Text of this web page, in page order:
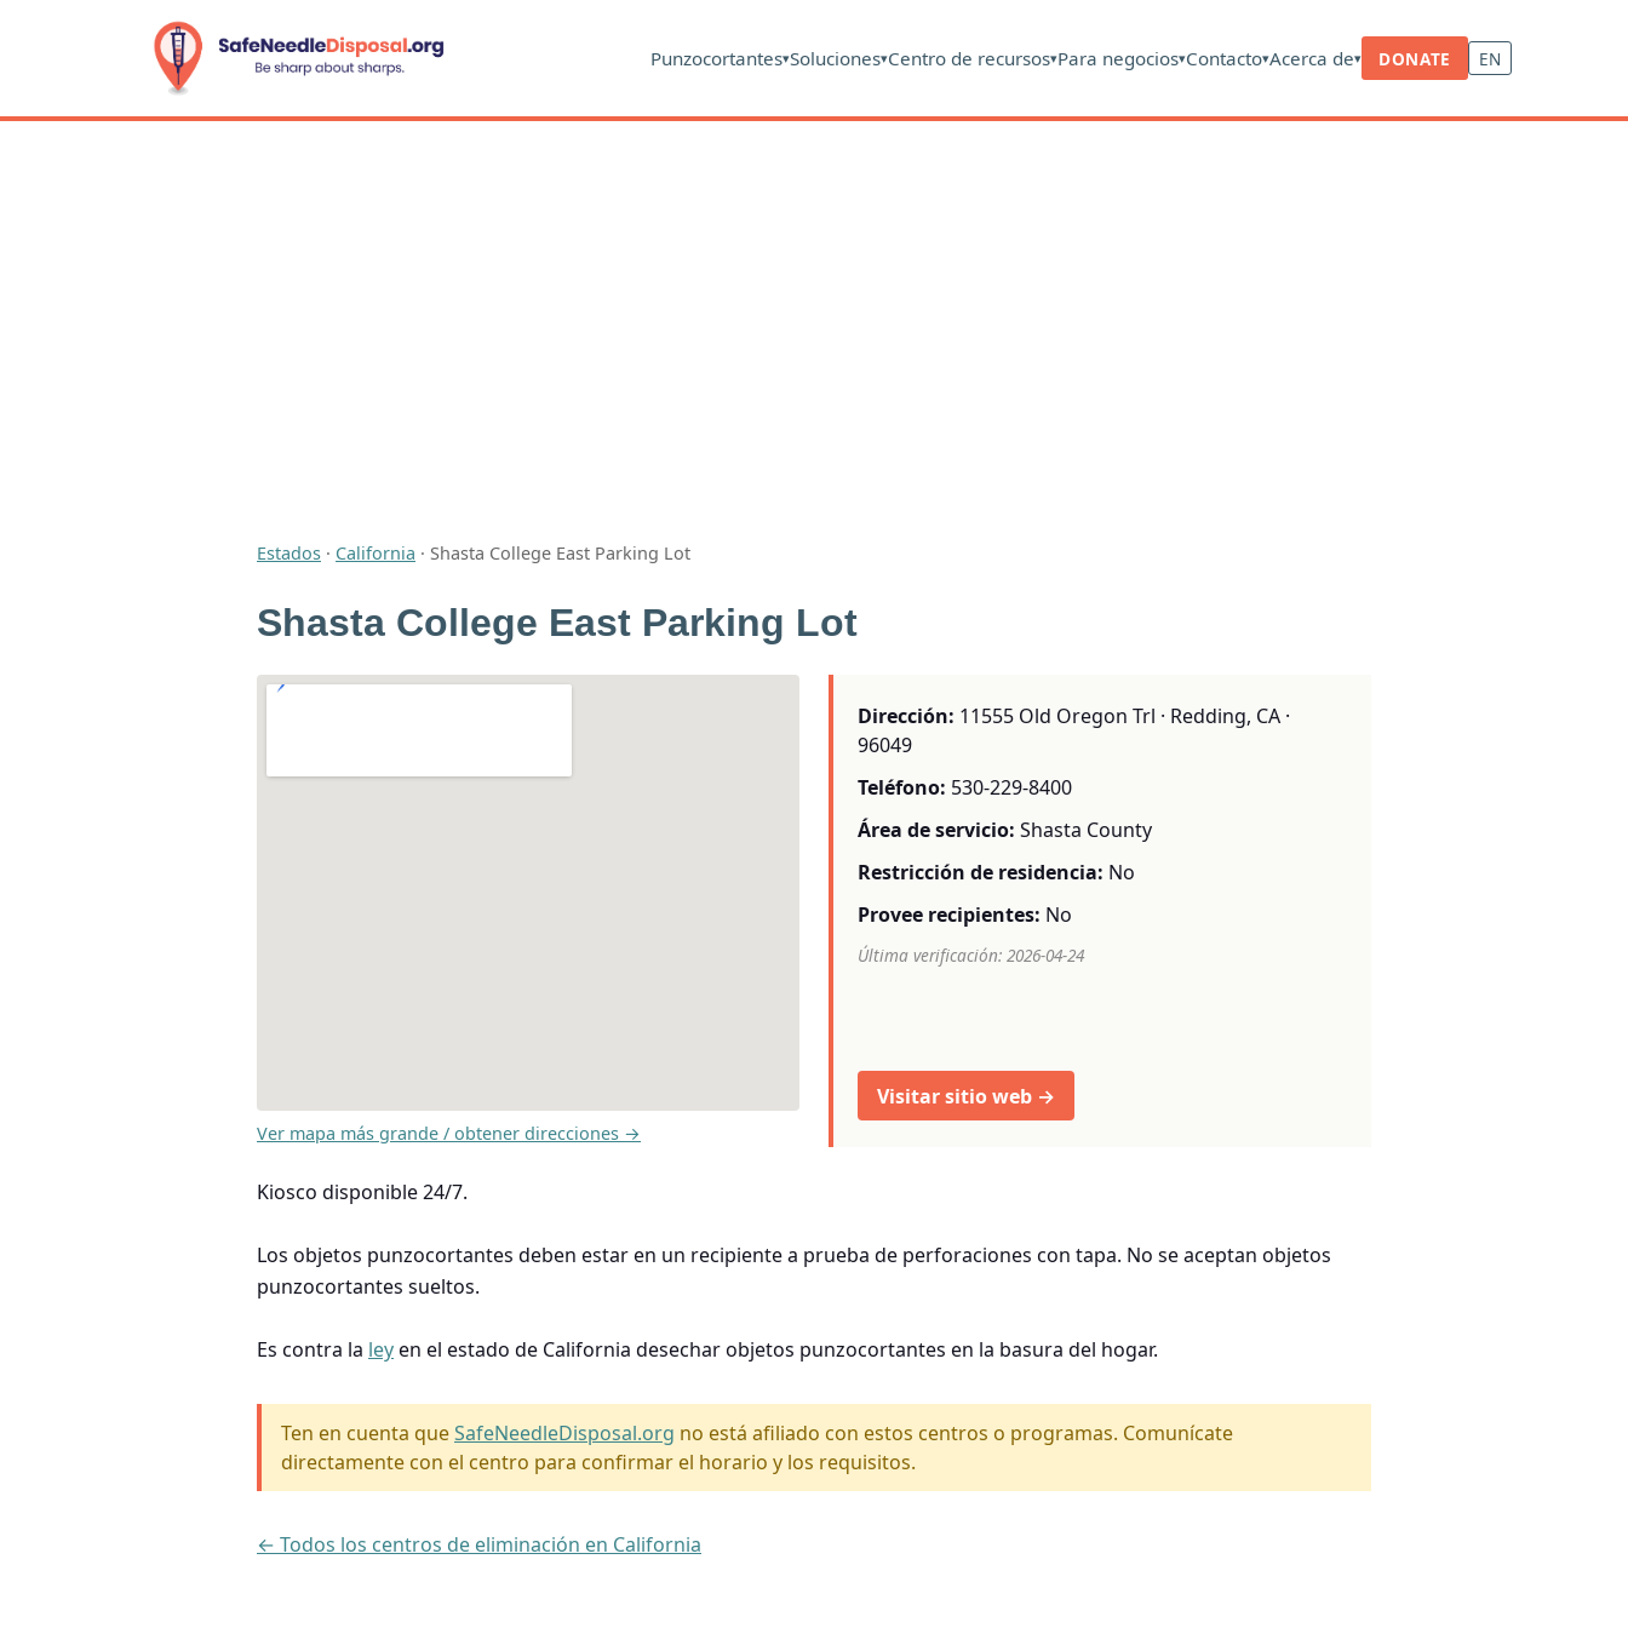
Punzocortantes▾Soluciones▾Centro de recursos▾Para negocios▾Contacto▾Acerca de▾ DONATE EN
Estados · California · Shasta College East Parking Lot
Shasta College East Parking Lot
Ver mapa más grande / obtener direcciones →
Dirección: 11555 Old Oregon Trl · Redding, CA ·
96049
Teléfono: 530-229-8400
Área de servicio: Shasta County
Restricción de residencia: No
Provee recipientes: No
Última verificación: 2026-04-24
Visitar sitio web →
Kiosco disponible 24/7.
Los objetos punzocortantes deben estar en un recipiente a prueba de perforaciones con tapa. No se aceptan objetos
punzocortantes sueltos.
Es contra la leyen el estado de California desechar objetos punzocortantes en la basura del hogar.
Ten en cuenta queSafeNeedleDisposal.org no está afiliado con estos centros o programas. Comunícate
directamente con el centro para confirmar el horario y los requisitos.
← Todos los centros de eliminación en California